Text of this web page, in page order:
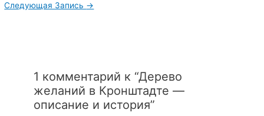
Следующая Запись →
1 комментарий к “Дерево
желаний в Кронштадте —
описание и история”